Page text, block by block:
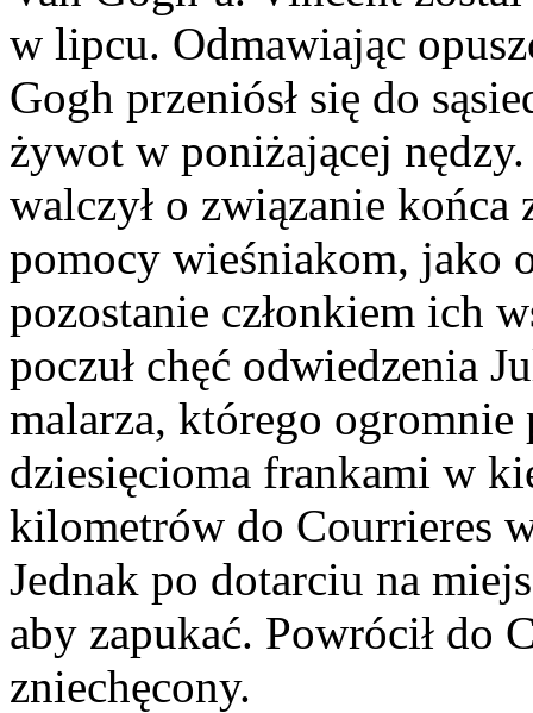
w lipcu. Odmawiając
Gogh przeniósł się do
żywot w poniżającej
walczył o związanie
pomocy wieśniakom, jako
pozostanie członkiem ich
poczuł chęć odwiedzenia
malarza, którego ogromnie
dziesięcioma frankami w
kilometrów do Courrieres
Jednak po dotarciu na
aby zapukać. Powrócił do
zniechęcony.